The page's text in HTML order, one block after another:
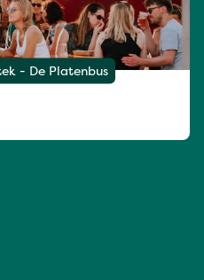
- De Platenbus